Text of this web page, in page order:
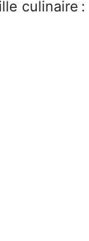
culinaire :